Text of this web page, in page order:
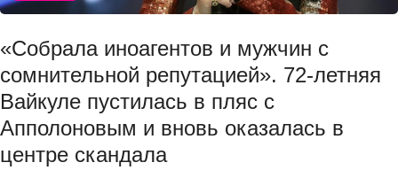
«Собрала иноагентов и мужчин с
сомнительной репутацией». 72-летняя
Вайкуле пустилась в пляс с
Апполоновым и вновь оказалась в
центре скандала